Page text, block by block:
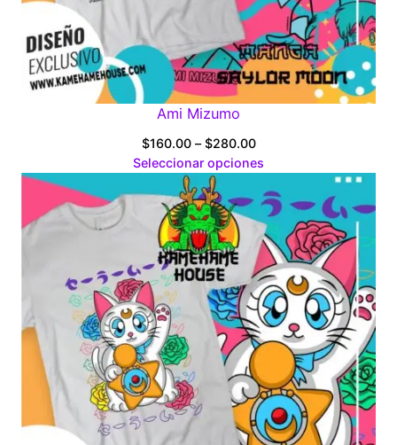
Ami Mizumo
$160.00 – $280.00Price
range:
through
$280.00
Seleccionar opciones